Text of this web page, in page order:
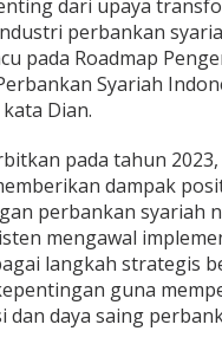
dari upaya
perbankan
pada Roadmap
Syariah
kata Dian.
pada tahun 2023,
dampak
perbankan syariah
mengawal
langkah strategis
guna
dan daya saing